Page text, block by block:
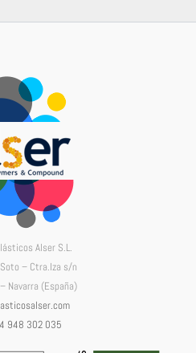
Alser S.L.
– Ctra.Iza s/n
Navarra (España)
948 302 035